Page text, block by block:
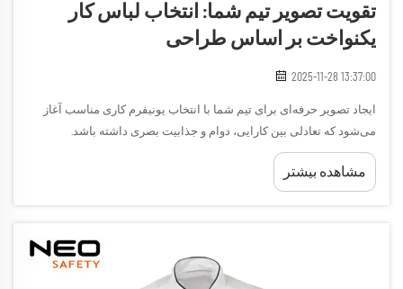
تقویت تصویر تیم شما: انتخاب لباس کار
یکنواخت بر اساس طراحی
2025-11-28 13:37:00
ایجاد تصویر حرفه‌ای برای تیم شما با انتخاب یونیفرم کاری مناسب آغاز
می‌شود که تعادلی بین کارایی، دوام و جذابیت بصری داشته باشد.
کسب‌وکارهای مدرن به این موضوع پی برده‌اند که یونیفرم کارکنان اهداف
متعددی فراتر از محافظت اولیه را دنبال می‌کند.
مشاهده بیشتر